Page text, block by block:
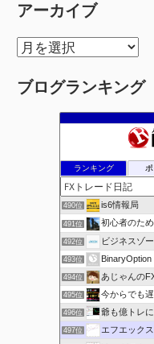
アーカイブ
ア
カ
ブログランキング
ランキング
490位 is6情報局
491位 初心者のため
492位 ビジネスゾ
493位 BinaryOption
494位 あじゃんの
495位 今からでも遅く
496位 爺も億トレ
497位 エフエック